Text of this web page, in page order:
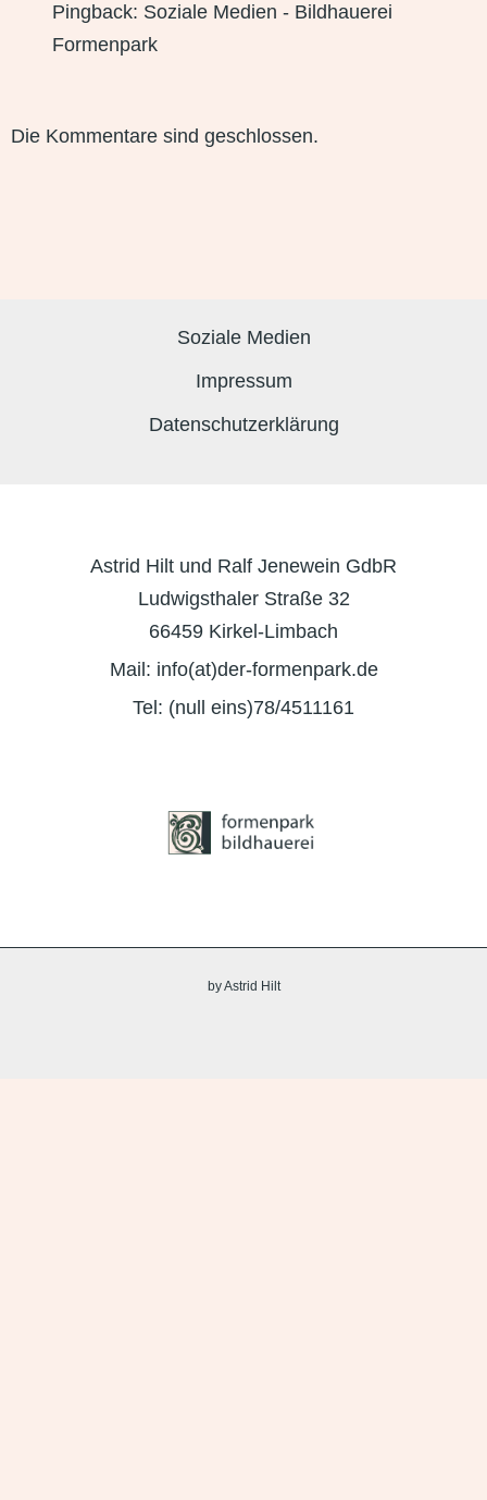
Pingback: Soziale Medien - Bildhauerei
Formenpark
Die Kommentare sind geschlossen.
Soziale Medien
Impressum
Datenschutzerklärung
Astrid Hilt und Ralf Jenewein GdbR
Ludwigsthaler Straße 32
66459 Kirkel-Limbach
Mail: info(at)der-formenpark.de
Tel: (null eins)78/4511161
by Astrid Hilt